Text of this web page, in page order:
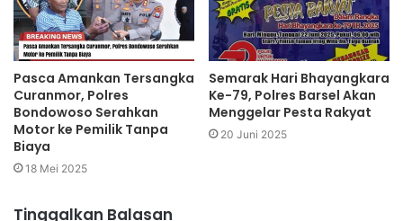
Pasca Amankan Tersangka
Curanmor, Polres
Bondowoso Serahkan
Motor ke Pemilik Tanpa
Biaya
18 Mei 2025
Semarak Hari Bhayangkara
Ke-79, Polres Barsel Akan
Menggelar Pesta Rakyat
20 Juni 2025
Tinggalkan Balasan